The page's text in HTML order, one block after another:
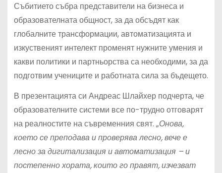
Събитието събра представители на бизнеса и
образователната общност, за да обсъдят как
глобалните трансформации, автоматизацията и
изкуственият интелект променят нужните умения и
какви политики и партньорства са необходими, за да
подготвим учениците и работната сила за бъдещето.
В презентацията си Андреас Шлайхер подчерта, че
образователните системи все по-трудно отговарят
на реалностите на съвременния свят. „Онова,
което се преподава и проверява лесно, вече е
лесно за дигитализация и автоматизация – и
постепенно хората, които го правят, изчезват